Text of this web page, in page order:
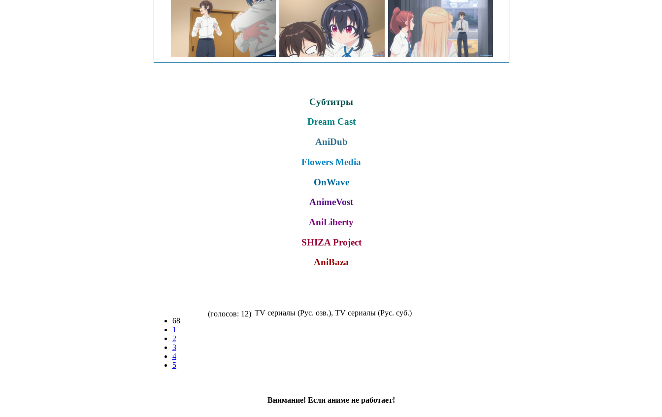
Субтитры
Dream Cast
AniDub
Flowers Media
OnWave
AnimeVost
AniLiberty
SHIZA Project
AniBaza
68
1
2
3
4
5
(голосов: 12)| TV сериалы (Рус. озв.), TV сериалы (Рус. суб.)
Внимание! Если аниме не работает!